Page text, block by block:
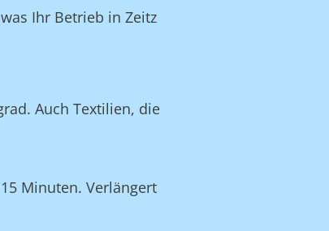
Ihr Betrieb in Zeitz
Auch Textilien, die
Minuten. Verlängert